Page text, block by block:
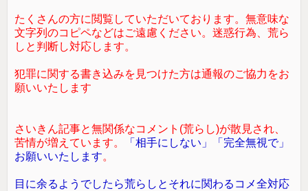
たくさんの方に閲覧していただいております。無意味な
文字列のコピペなどはご遠慮ください。迷惑行為、荒ら
しと判断し対応します。
犯罪に関する書き込みを見つけた方は通報のご協力をお
願いいたします
さいきん記事と無関係なコメント(荒らし)が散見され、
苦情が増えています。
「相手にしない」「完全無視で」
お願いいたします。
目に余るようでしたら荒らしとそれに関わるコメ全対応